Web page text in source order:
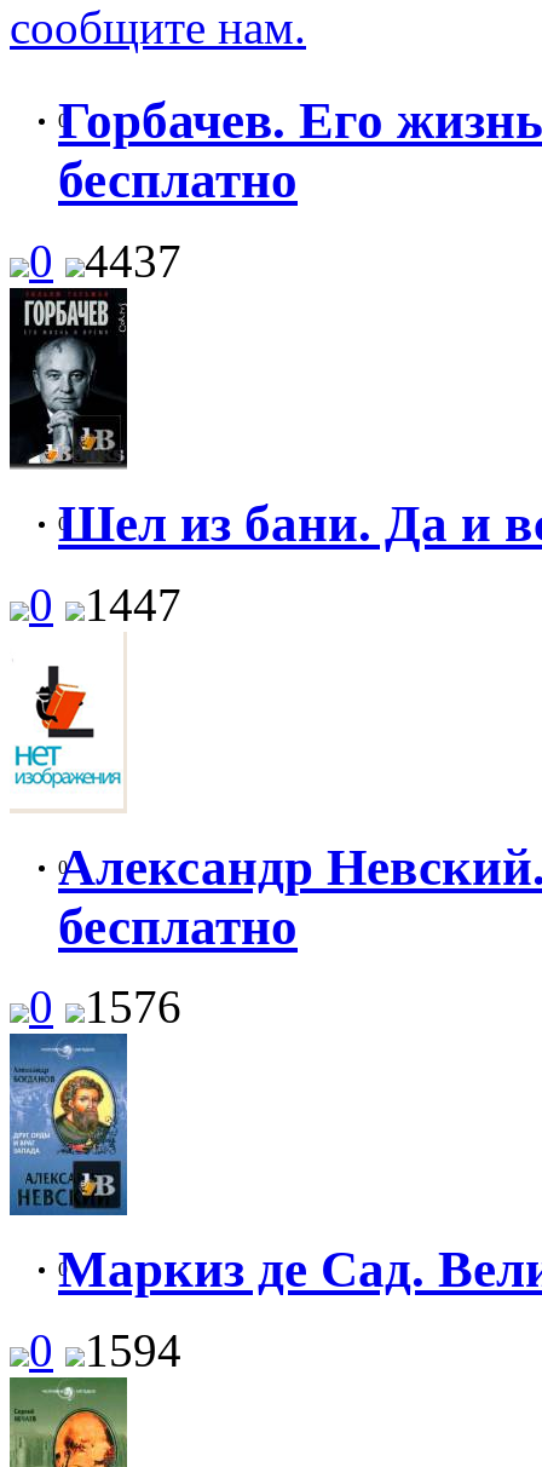
сообщите нам.
0
Горбачев. Его
бесплатно
0 4437
0
Шел из бани. Да и
0 1447
0
Александр
бесплатно
0 1576
0
Маркиз де Сад.
0 1594